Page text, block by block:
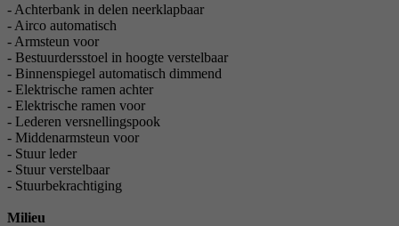
- Achterbank in delen neerklapbaar
- Airco automatisch
- Armsteun voor
- Bestuurdersstoel in hoogte verstelbaar
- Binnenspiegel automatisch dimmend
- Elektrische ramen achter
- Elektrische ramen voor
- Lederen versnellingspook
- Middenarmsteun voor
- Stuur leder
- Stuur verstelbaar
- Stuurbekrachtiging
Milieu